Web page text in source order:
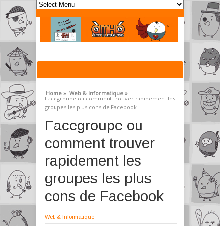
Home » Web & Informatique »
Facegroupe ou comment trouver rapidement les
groupes les plus cons de Facebook
Facegroupe ou
comment trouver
rapidement les
groupes les plus
cons de Facebook
Web & Informatique